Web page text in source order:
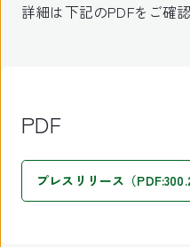
詳細は下記のPDFをご確
PDF
プレスリリース（